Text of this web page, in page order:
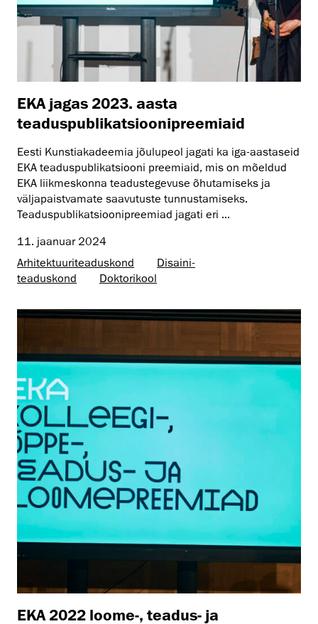
EKA jagas 2023. aasta
teaduspublikatsioonipreemiaid
Eesti Kunstiakadeemia jõulupeol jagati ka iga-aastaseid
EKA teaduspublikatsiooni preemiaid, mis on mõeldud
EKA liikmeskonna teadustegevuse õhutamiseks ja
väljapaistvamate saavutuste tunnustamiseks.
Teaduspublikatsioonipreemiad jagati eri ...
11. jaanuar 2024
Arhitektuuri­teaduskond
Disaini­­
teaduskond
Doktorikool
EKA 2022 loome-, teadus- ja